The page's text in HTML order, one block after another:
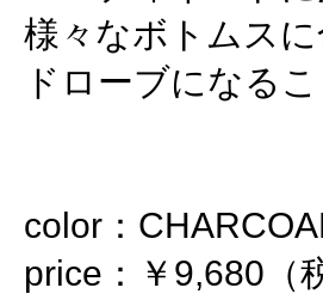
様々なボトムス
ドローブになる
color：
price：￥9,680（